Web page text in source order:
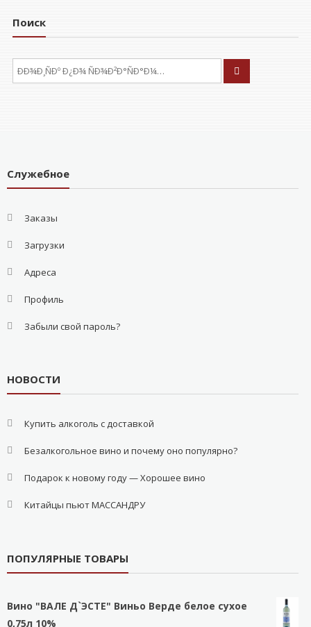
Поиск
ÐÑÐºÐ°ÑÑ:
Служебное
Заказы
Загрузки
Адреса
Профиль
Забыли свой пароль?
НОВОСТИ
Купить алкоголь с доставкой
Безалкогольное вино и почему оно популярно?
Подарок к новому году — Хорошее вино
Китайцы пьют МАССАНДРУ
ПОПУЛЯРНЫЕ ТОВАРЫ
Вино "ВАЛЕ Д`ЭСТЕ" Виньо Верде белое сухое
0,75л 10%